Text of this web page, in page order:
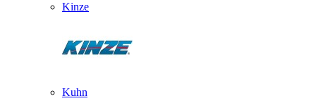
Kinze
Kuhn